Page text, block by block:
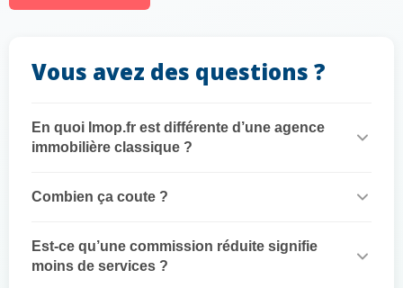
Vous avez des questions ?
En quoi Imop.fr est différente d’une agence
immobilière classique ?
Combien ça coute ?
Est-ce qu’une commission réduite signifie
moins de services ?